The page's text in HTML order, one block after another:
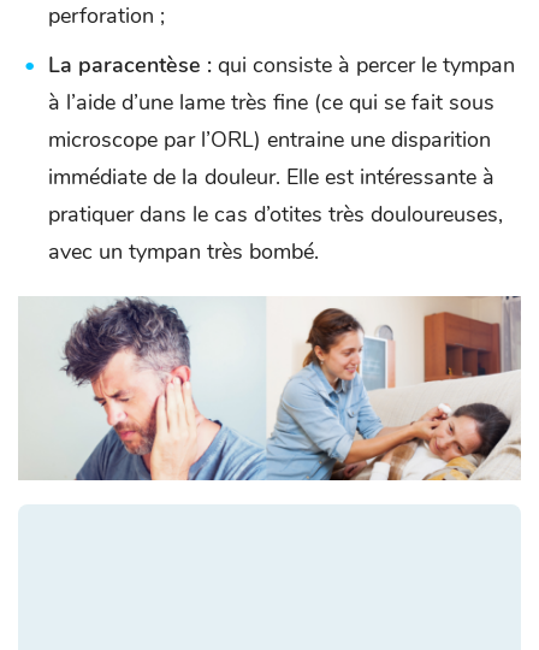
perforation ;
La paracentèse : qui consiste à percer le tympan
à l’aide d’une lame très fine (ce qui se fait sous
microscope par l’ORL) entraine une disparition
immédiate de la douleur. Elle est intéressante à
pratiquer dans le cas d’otites très douloureuses,
avec un tympan très bombé.